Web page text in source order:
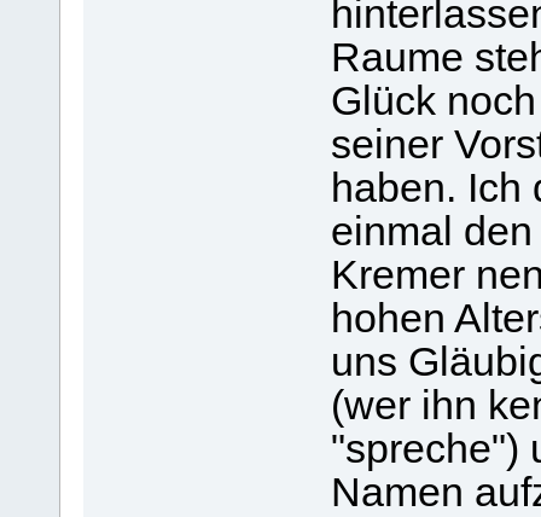
Raume
Glück
seiner
haben. Ich
einmal
Kremer
hohen
uns
(wer ihn
"spreche")
Namen